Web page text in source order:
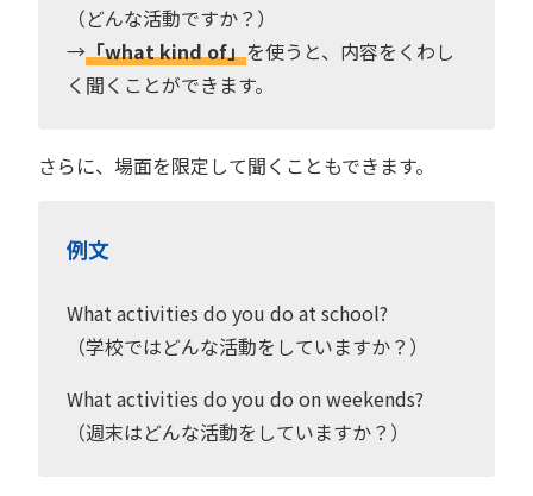
（どんな活動ですか？）
→「what kind of」を使うと、内容をくわし
く聞くことができます。
さらに、場面を限定して聞くこともできます。
例文
What activities do you do at school?
（学校ではどんな活動をしていますか？）
What activities do you do on weekends?
（週末はどんな活動をしていますか？）